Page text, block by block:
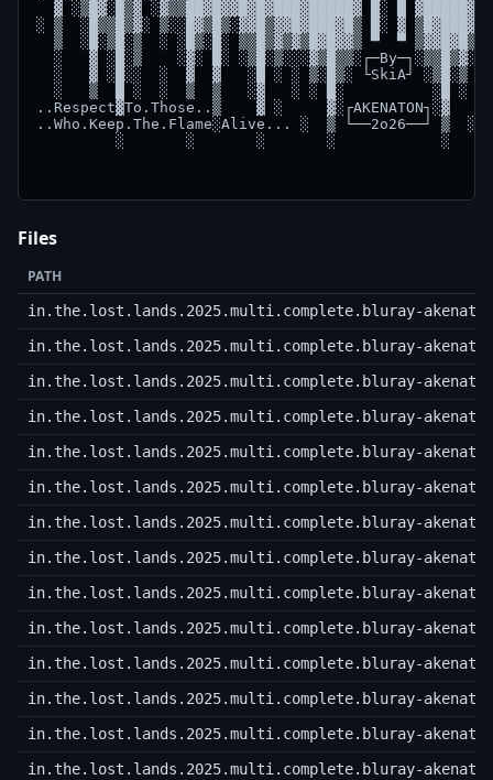
Files
PATH
in.the.lost.lands.2025.multi.complete.bluray-
in.the.lost.lands.2025.multi.complete.bluray-
in.the.lost.lands.2025.multi.complete.bluray-
in.the.lost.lands.2025.multi.complete.bluray-
in.the.lost.lands.2025.multi.complete.bluray-
in.the.lost.lands.2025.multi.complete.bluray-
in.the.lost.lands.2025.multi.complete.bluray-
in.the.lost.lands.2025.multi.complete.bluray-
in.the.lost.lands.2025.multi.complete.bluray-
in.the.lost.lands.2025.multi.complete.bluray-
in.the.lost.lands.2025.multi.complete.bluray-
in.the.lost.lands.2025.multi.complete.bluray-
in.the.lost.lands.2025.multi.complete.bluray-
in.the.lost.lands.2025.multi.complete.bluray-